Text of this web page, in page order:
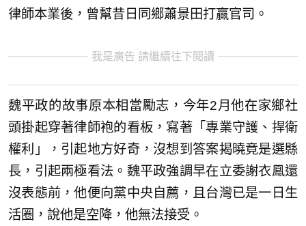
律師本業後，曾幫昔日同鄉蕭景田打贏官司。
我是廣告 請繼續往下閱讀
魏平政的故事原本相當勵志，今年2月他在家鄉社
頭掛起穿著律師袍的看板，寫著「專業守護、捍衛
權利」，引起地方好奇，沒想到答案揭曉竟是選縣
長，引起兩極看法。魏平政強調早在立委謝衣鳯還
沒表態前，他便向黨中央自薦，且台灣已是一日生
活圈，說他是空降，他無法接受。